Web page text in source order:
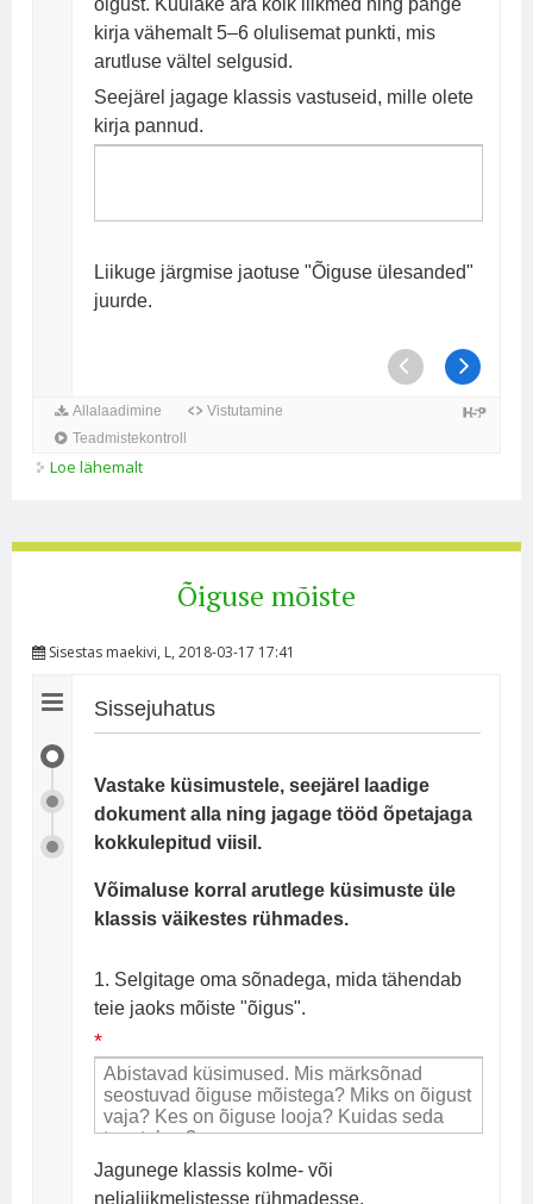
Loe lähemalt
Õiguse mõiste
Sisestas maekivi, L, 2018-03-17 17:41